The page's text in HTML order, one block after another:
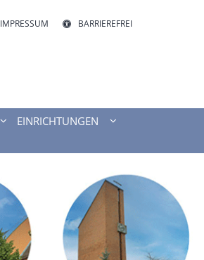
IMPRESSUM BARRIEREFREI
EINRICHTUNGEN